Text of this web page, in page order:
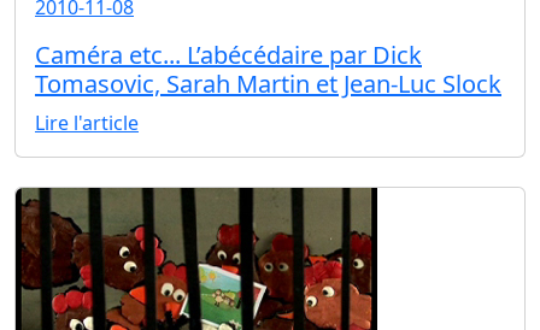
2010-11-08
Caméra etc... L’abécédaire par Dick
Tomasovic, Sarah Martin et Jean-Luc Slock
Lire l'article